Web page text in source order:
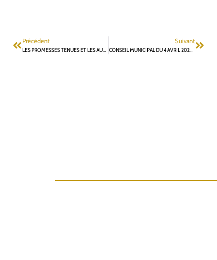
Précédent
LES PROMESSES TENUES ET LES AUTRES…
Suivant
CONSEIL MUNICIPAL DU 4 AVRIL 2022 : QUESTIONS ORALES DE G. MERGY